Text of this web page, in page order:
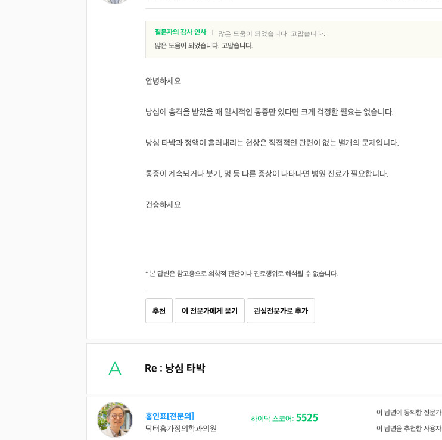
질문자의 감사 인사 많은 도움이 되었습니다. 고맙습니다.
많은 도움이 되었습니다. 고맙습니다.
안녕하세요
낭심에 충격을 받았을 때 일시적인 통증만 있다면 크게 걱정할 필요는 없습니다.
낭심 타박과 정액이 흘러내리는 현상은 직접적인 관련이 없는 별개의 문제입니다.
통증이 계속되거나 붓기, 멍 등 다른 증상이 나타나면 병원 진료가 필요합니다.
건승하세요
* 본 답변은 참고용으로 의학적 판단이나 진료행위로 해석될 수 없습니다.
추천 이 전문가에게 묻기 관심전문가로 추가
Re : 낭심 타박
홍인표[전문의]
닥터홍가정의학과의원
하이닥 스코어: 5525 이 답변에 동의한 전문가
이 답변을 추천한 사용자